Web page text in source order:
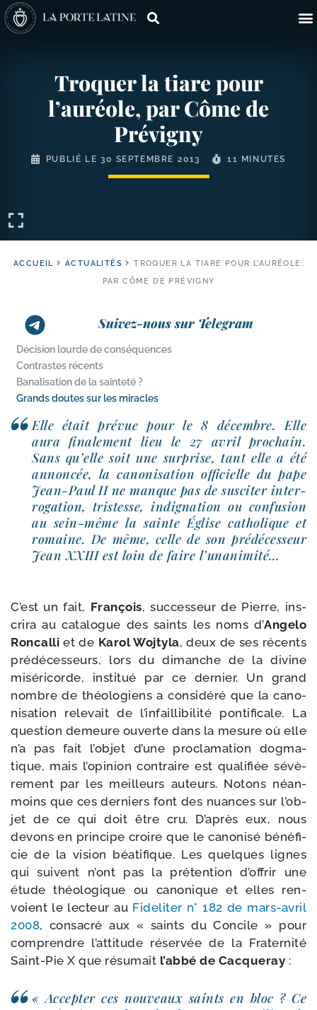
Troquer la tiare pour
l’auréole, par Côme de
Prévigny
PUBLIÉ LE 30 SEPTEMBRE 2013 11 MINUTES
ACCUEIL ACTUALITÉS
TROQUER LA TIARE POUR L’AURÉOLE,
PAR CÔME DE PRÉVIGNY
Suivez-nous sur Telegram
Décision lourde de conséquences
Contrastes récents
Banalisation de la sainteté ?
Grands doutes sur les miracles
Elle était pré­vue pour le 8 décembre. Elle
aura fina­le­ment lieu le 27 avril pro­chain.
Sans qu’elle soit une sur­prise, tant elle a été
annon­cée, la cano­ni­sa­tion offi­cielle du pape
Jean-​Paul II ne manque pas de sus­ci­ter inter­
ro­ga­tion, tris­tesse, indi­gna­tion ou confu­sion
au sein-​même la sainte Église catho­lique et
romaine. De même, celle de son pré­dé­ces­seur
Jean XXIII est loin de faire l’unanimité…
C’est un fait, François, suc­ces­seur de Pierre, ins­
cri­ra au cata­logue des saints les noms d’Angelo
Roncalli et de Karol Wojtyla, deux de ses récents
pré­dé­ces­seurs, lors du dimanche de la divine
misé­ri­corde, ins­ti­tué par ce der­nier. Un grand
nombre de théo­lo­giens a consi­dé­ré que la cano­
ni­sa­tion rele­vait de l’in­failli­bi­li­té pon­ti­fi­cale. La
ques­tion demeure ouverte dans la mesure où elle
n’a pas fait l’ob­jet d’une pro­cla­ma­tion dog­ma­
tique, mais l’o­pi­nion contraire est qua­li­fiée sévè­
re­ment par les meilleurs auteurs. Notons néan­
moins que ces der­niers font des nuances sur l’ob­
jet de ce qui doit être cru. D’après eux, nous
devons en prin­cipe croire que le cano­ni­sé béné­fi­
cie de la vision béa­ti­fique. Les quelques lignes
qui suivent n’ont pas la pré­ten­tion d’of­frir une
étude théo­lo­gique ou cano­nique et elles ren­
voient le lec­teur au Fideliter n° 182 de mars-​avril
2008, consa­cré aux « saints du Concile » pour
com­prendre l’at­ti­tude réser­vée de la Fraternité
Saint-​Pie X que résu­mait l’ab­bé de Cacqueray :
« Accepter ces nou­veaux saints en bloc ? Ce